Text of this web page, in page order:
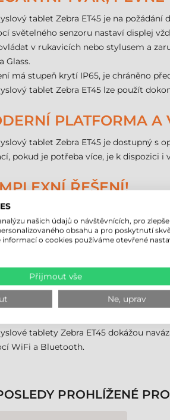
tablet Zebra ET45 je na požádání
světelného senzoru nastaví displej
v rukavicích nebo stylusem a
Glass.
má stupeň krytí IP65, je chráněno
tablet Zebra ET45 lze použít
PLATFORMA A
tablet Zebra ET45 je dostupný s
pokud je potřeba více, je k dispozici i
ŘEŠENÍ!
tablety Zebra ET45 jsou
kvalitní obraz i za zhoršených
kódů.
tablet Zebra ET45 je dostupný
284,5 cm. Obě optiky mají
MOBILITA,
Zebra ET45 jsou dostupné s
tablety Zebra ET45 dokážou
WiFi a Bluetooth.
PROHLÍŽENÉ
našich údajů o návštěvnících, pro
obsahu a pro poskytnutí
informací o cookies používáme otevřené
Přijmout vše
Ne, uprav